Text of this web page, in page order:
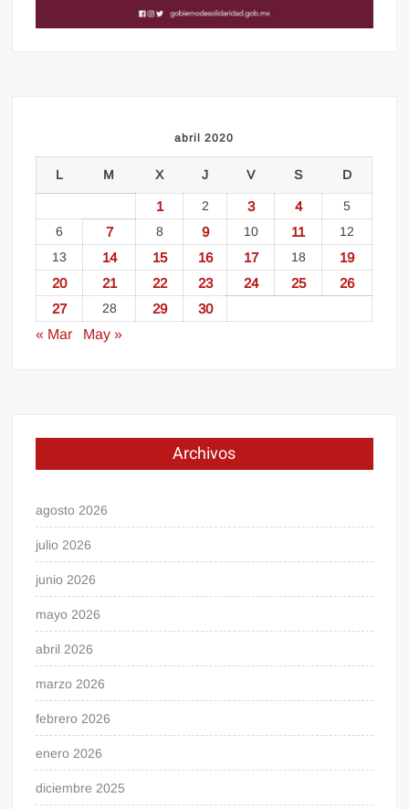
abril 2020
L M X J V S D
1 2 3 4
5
6
7 8 9 10 11
12
13
14 15 16 17 18
19
20
21 22 23 24 25
26
27
28 29
30
« Mar
May »
Archivos
agosto 2026
julio 2026
junio 2026
mayo 2026
abril 2026
marzo 2026
febrero 2026
enero 2026
diciembre 2025